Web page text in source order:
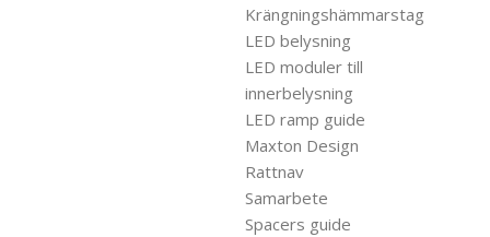
Krängningshämmarstag
LED belysning
LED moduler till
innerbelysning
LED ramp guide
Maxton Design
Rattnav
Samarbete
Spacers guide